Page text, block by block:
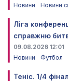
Новини
Новини
Ліга
справжню
09.08.2026 12:01
Новини
Футбол
Теніс. 1/4